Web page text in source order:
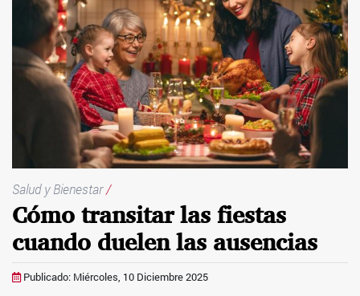
Salud y Bienestar/
Cómo transitar las fiestas
cuando duelen las ausencias
Publicado: Miércoles, 10 Diciembre 2025